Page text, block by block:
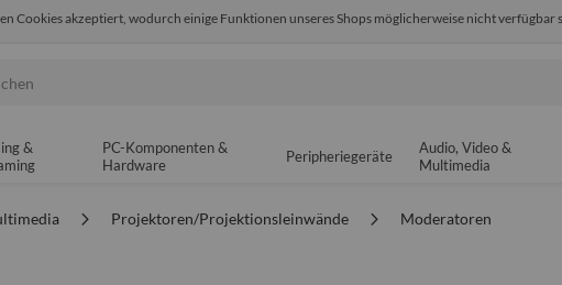
Cookies akzeptiert, wodurch einige Funktionen unseres Shops möglicherweise nicht verfügbar
&
PC-Komponenten &
Hardware
Peripheriegeräte
Audio, Video &
Multimedia
Projektoren/Projektionsleinwände Moderatoren